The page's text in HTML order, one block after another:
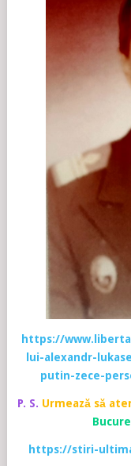
https://
lui-alexandr-
putin-zece-
P. S. Urmează să
https://stiri-